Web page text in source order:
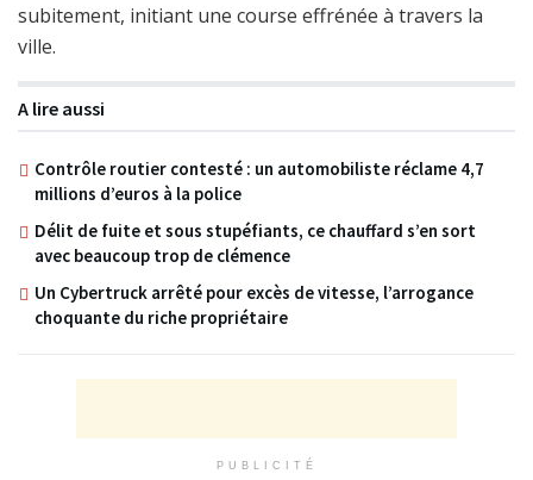
subitement, initiant une course effrénée à travers la
ville.
A lire aussi
Contrôle routier contesté : un automobiliste réclame 4,7
millions d’euros à la police
Délit de fuite et sous stupéfiants, ce chauffard s’en sort
avec beaucoup trop de clémence
Un Cybertruck arrêté pour excès de vitesse, l’arrogance
choquante du riche propriétaire
PUBLICITÉ